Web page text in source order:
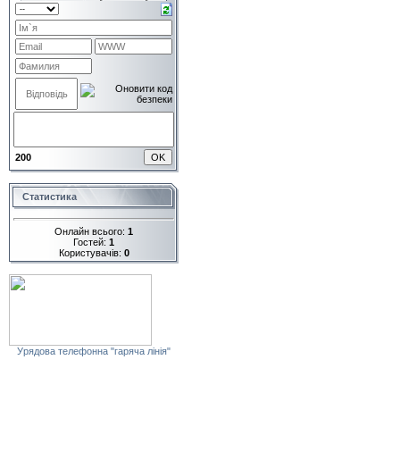
200
Статистика
Онлайн всього: 1
Гостей: 1
Користувачів: 0
Урядова телефонна "гаряча лінія"